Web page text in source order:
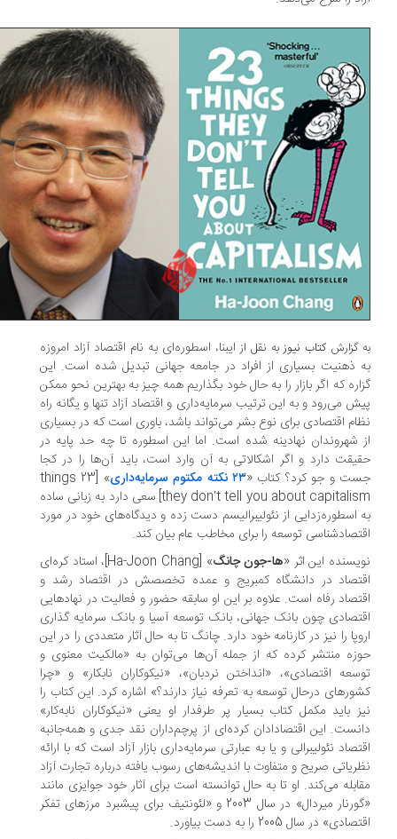
گزارش کتاب نیوز به نقل از ایبنا، اسطوره‌ای به نام اقتصاد آزاد امروزه
ذهنیت بسیاری از افراد در جامعه جهانی تبدیل شده است. این
که اگر بازار را به حال خود بگذاریم همه چیز به بهترین نحو ممکن
می‌رود و به این ترتیب سرمایه‌داری و اقتصاد آزاد تنها و یگانه راه
اقتصادی برای نوع بشر می‌تواند باشد، باوری است که در بسیاری
شهروندان نهادینه شده است. اما این اسطوره تا چه حد پایه در
دارد و اگر اشکالاتی به آن وارد است، باید آن‌ها را در کجا
و جو کرد؟ کتاب «۲۳ نکته مکتوم سرمایه‌داری
» [23 things
they don’t tell you about سعی دارد به زبانی ساده
اسطوره‌زدایی از نئولیبرالیسم دست زده و دیدگاه‌های خود در مورد
توسعه را برای مخاطب عام بیان ‌کند.
این اثر «ها-جون چانگ
» [Ha-Joon Chang]، استاد کره‌ای
در دانشگاه کمبریج و عمده تخصصش در اقتصاد رشد و
رفاه است. علاوه بر این او سابقه حضور و فعالیت در نهادهایی
چون بانک جهانی، بانک توسعه آسیا و بانک سرمایه گذاری
را نیز در کارنامه خود دارد. چانگ تا به حال آثار متعددی را در این
منتشر کرده که از جمله آن‌ها می‌توان به «مالکیت معنوی و
اقتصادی»، «انداختن نردبان»، «نیکوکاران نابکار» و «چرا
درحال توسعه به تعرفه نیاز دارند؟» اشاره کرد. این کتاب را
باید مکمل کتاب بسیار پر طرفدار او یعنی «نیکوکاران نابه‌کار»
این اقتصادادان کرده‌ای از پرچم‌داران نقد جدی و همه‌جانبه
نئولیبرالی و یا به عبارتی سرمایه‌داری بازار آزاد است که با ارائه
صریح و متفاوت با اندیشه‌های رسوب یافته درباره تجارت آزاد
می‌کند. او تا به حال توانسته است برای آثار خود جوایزی مانند
«گورنار میردال» در سال 2003 و «لئونتیف برای پیشبرد مرزهای تفکر
در سال 2005 را به دست بیاورد.